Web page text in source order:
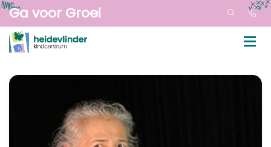
Ga voor Groei